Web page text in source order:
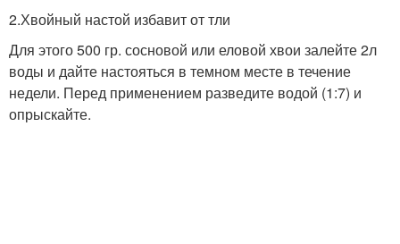
2.Хвойный настой избавит от тли
Для этого 500 гр. сосновой или еловой хвои залейте 2л
воды и дайте настояться в темном месте в течение
недели. Перед применением разведите водой (1:7) и
опрыскайте.